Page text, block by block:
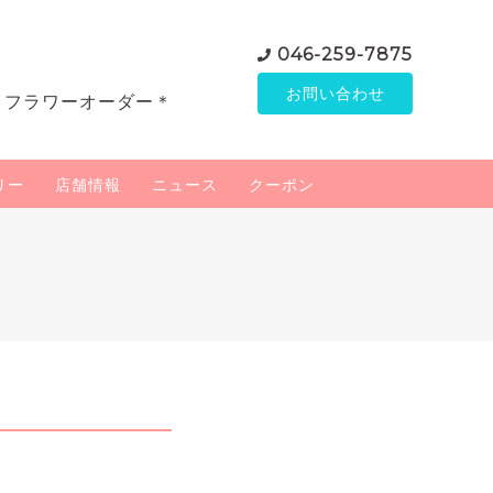
ラワーオーダー＊
046-259-7875
お問い合わせ
ー 店舗情報 ニュース クーポン